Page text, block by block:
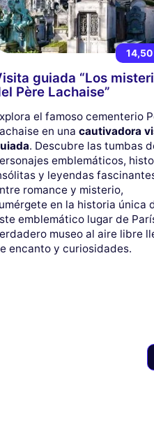
14,50
guiada “Los
Père Lachaise”
el famoso cementerio
en una cautivadora
. Descubre las tumbas
emblemáticos,
y leyendas
romance y misterio,
en la historia única
emblemático lugar de
museo al aire libre
encanto y curiosidades.